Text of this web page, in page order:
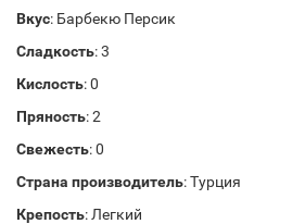
Вкус: Барбекю Персик
Сладкость: 3
Кислость: 0
Пряность: 2
Свежесть: 0
Страна производитель: Турция
Крепость: Легкий